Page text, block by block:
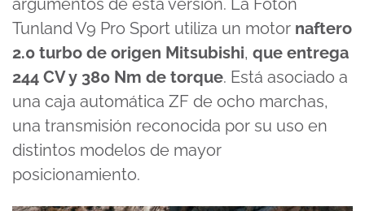
argumentos de esta versión. La Foton
Tunland V9 Pro Sport utiliza un motor naftero
2.0 turbo de origen Mitsubishi, que entrega
244 CV y 380 Nm de torque. Está asociado a
una caja automática ZF de ocho marchas,
una transmisión reconocida por su uso en
distintos modelos de mayor
posicionamiento.